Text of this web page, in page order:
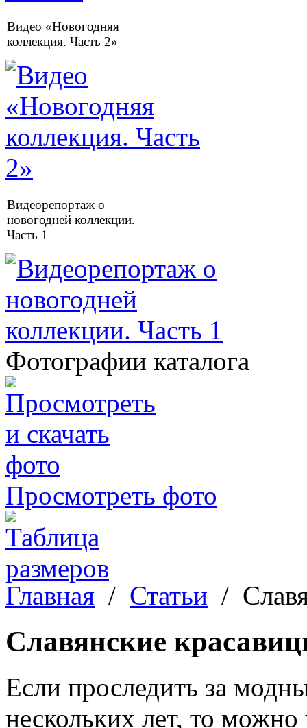
Видео «Новогодняя
коллекция. Часть 2»
Видеорепортаж о
новогодней коллекции.
Часть 1
Фотографии каталога
Просмотреть фото
Главная / Статьи /
Славянские
Если проследить за
нескольких лет, то